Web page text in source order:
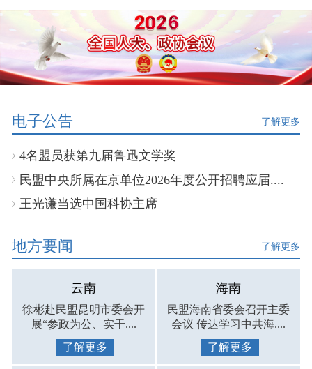
电子公告 了解更多
4名盟员获第九届鲁迅文学奖
民盟中央所属在京单位2026年度公开招聘应届....
王光谦当选中国科协主席
地方要闻 了解更多
云南
徐彬赴民盟昆明市委会开
展“参政为公、实干....
了解更多
海南
民盟海南省委会召开主委
会议 传达学习中共海....
了解更多